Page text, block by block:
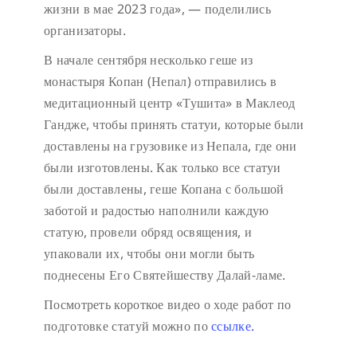
жизни в мае 2023 года», — поделились
организаторы.
В начале сентября несколько геше из
монастыря Копан (Непал) отправились в
медитационный центр «Тушита» в Маклеод
Гандже, чтобы принять статуи, которые были
доставлены на грузовике из Непала, где они
были изготовлены. Как только все статуи
были доставлены, геше Копана с большой
заботой и радостью наполнили каждую
статую, провели обряд освящения, и
упаковали их, чтобы они могли быть
поднесены Его Святейшеству Далай-ламе.
Посмотреть короткое видео о ходе работ по
подготовке статуй можно поссылке.